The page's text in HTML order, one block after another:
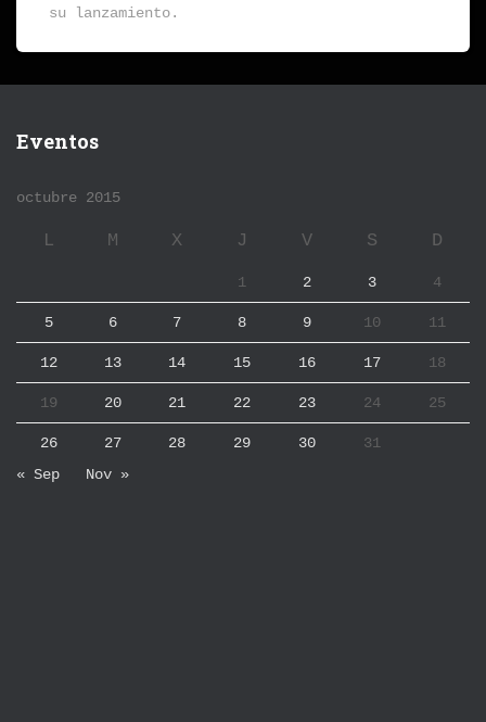
su lanzamiento.
Eventos
octubre 2015
L M X J V S D
1 2 3 4
5 6 7 8 9 10 11
12 13 14 15 16 17 18
19 20 21 22 23 24 25
26 27 28 29 30
31
« Sep
Nov »